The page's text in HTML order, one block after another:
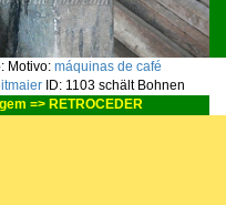
Motivo: máquinas de café
ID: 1103 schält Bohnen
=> RETROCEDER